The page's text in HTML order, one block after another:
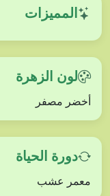
المميزات
لون الزهرة
أخضر مصفر
دورة الحياة
معمر عشب